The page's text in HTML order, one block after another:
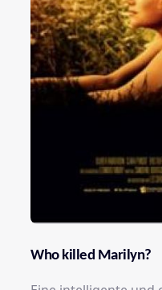
Who killed Marilyn?